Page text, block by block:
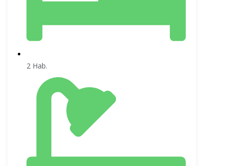
2 Hab.